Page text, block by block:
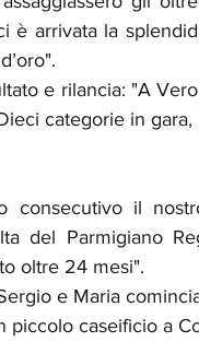
arrivata la
e rilancia: "A
categorie in
consecutivo il
del Parmigiano
oltre 24 mesi".
e Maria
piccolo caseificio a